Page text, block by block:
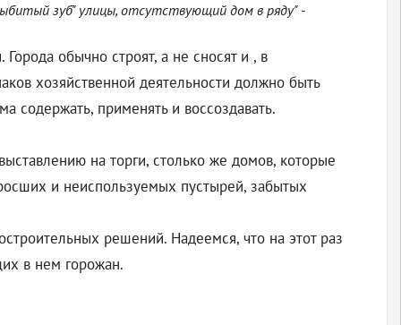
зуб" улицы, отсутствующий дом в ряду" -
обычно строят, а не сносят и , в
хозяйственной деятельности должно быть
содержать, применять и воссоздавать.
на торги, столько же домов, которые
и неиспользуемых пустырей, забытых
решений. Надеемся, что на этот раз
в нем горожан.